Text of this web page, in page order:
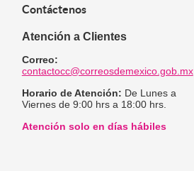
Contáctenos
Atención a Clientes
Correo:
contactocc@correosdemexico.gob.mx
Horario de Atención: De Lunes a
Viernes de 9:00 hrs a 18:00 hrs.
Atención solo en días hábiles